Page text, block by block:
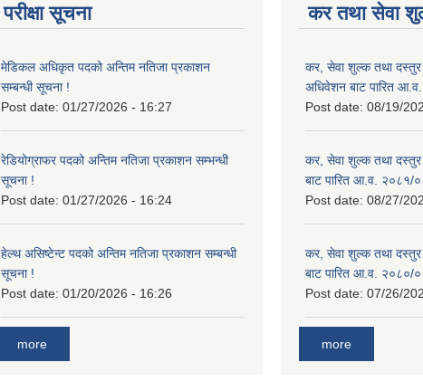
परीक्षा सूचना
मेडिकल अधिकृत पदको अन्तिम नतिजा प्रकाशन
सम्बन्धी सूचना !
Post date: 01/27/2026 - 16:27
रेडियोग्राफर पदको अन्तिम नतिजा प्रकाशन सम्भन्धी
सूचना !
Post date: 01/27/2026 - 16:24
हेल्थ असिष्टेन्ट पदको अन्तिम नतिजा प्रकाशन सम्बन्धी
सूचना !
Post date: 01/20/2026 - 16:26
more
कर तथा सेवा
कर, सेवा शुल्क तथा दस्तुर
अधिवेशन बाट पारित
Post date: 08/19/
कर, सेवा शुल्क तथा दस्तुर
बाट पारित आ.व. २०८१/
Post date: 08/27/
कर, सेवा शुल्क तथा दस्तुर
बाट पारित आ.व. २०८०/
Post date: 07/26/
more